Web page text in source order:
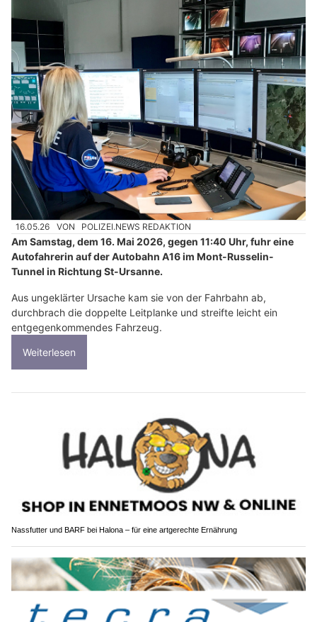
16.05.26 VON POLIZEI.NEWS REDAKTION
Am Samstag, dem 16. Mai 2026, gegen 11:40 Uhr, fuhr eine
Autofahrerin auf der Autobahn A16 im Mont-Russelin-
Tunnel in Richtung St-Ursanne.
Aus ungeklärter Ursache kam sie von der Fahrbahn ab,
durchbrach die doppelte Leitplanke und streifte leicht ein
entgegenkommendes Fahrzeug.
Weiterlesen
Nassfutter und BARF bei Halona – für eine artgerechte Ernährung